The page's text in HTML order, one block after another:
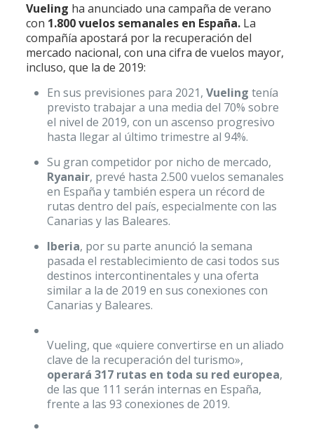
Vueling ha anunciado una campaña de verano
con 1.800 vuelos semanales en España. La
compañía apostará por la recuperación del
mercado nacional, con una cifra de vuelos mayor,
incluso, que la de 2019:
En sus previsiones para 2021, Vueling tenía
previsto trabajar a una media del 70% sobre
el nivel de 2019, con un ascenso progresivo
hasta llegar al último trimestre al 94%.
Su gran competidor por nicho de mercado,
Ryanair, prevé hasta 2.500 vuelos semanales
en España y también espera un récord de
rutas dentro del país, especialmente con las
Canarias y las Baleares.
Iberia, por su parte anunció la semana
pasada el restablecimiento de casi todos sus
destinos intercontinentales y una oferta
similar a la de 2019 en sus conexiones con
Canarias y Baleares.
Vueling, que «quiere convertirse en un aliado
clave de la recuperación del turismo»,
operará 317 rutas en toda su red europea,
de las que 111 serán internas en España,
frente a las 93 conexiones de 2019.